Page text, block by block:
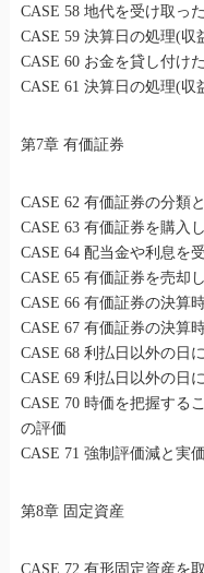
CASE 58 地代を受け取っ
CASE 59 決算日の処理(収
CASE 60 お金を貸し付け
CASE 61 決算日の処理(収
第7章 有価証券
CASE 62 有価証券の分類
CASE 63 有価証券を購入
CASE 64 配当金や利息を
CASE 65 有価証券を売却
CASE 66 有価証券の決算
CASE 67 有価証券の決算
CASE 68 利払日以外の日
CASE 69 利払日以外の日
CASE 70 時価を把握する
の評価
CASE 71 強制評価減と実
第8章 固定資産
CASE 72 有形固定資産を